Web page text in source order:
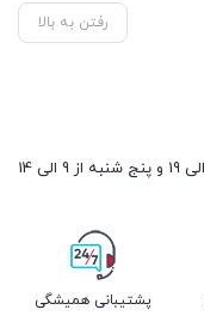
رفتن به بالا
پشتیبانی همیشگی